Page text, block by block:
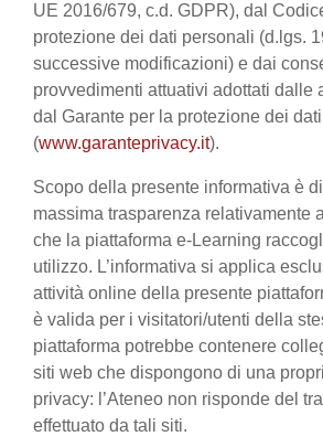
UE 2016/679, c.d. GDPR), dal
protezione dei dati personali (d.lgs.
successive modificazioni) e dai
provvedimenti attuativi adottati dalle
dal Garante per la protezione dei
(www.garanteprivacy.it).
Scopo della presente informativa è
massima trasparenza relativamente
che la piattaforma e-Learning
utilizzo. L’informativa si applica
attività online della presente
è valida per i visitatori/utenti della
piattaforma potrebbe contenere
siti web che dispongono di una
privacy: l’Ateneo non risponde del
effettuato da tali siti.